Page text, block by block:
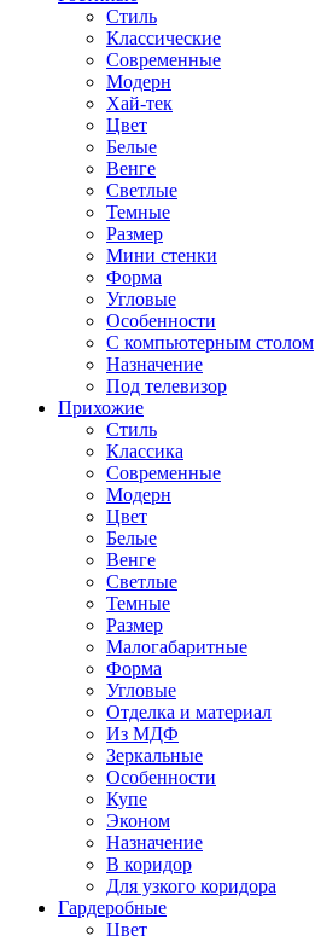
Стиль
Классические
Современные
Модерн
Хай-тек
Цвет
Белые
Венге
Светлые
Темные
Размер
Мини стенки
Форма
Угловые
Особенности
С компьютерным столом
Назначение
Под телевизор
Прихожие
Стиль
Классика
Современные
Модерн
Цвет
Белые
Венге
Светлые
Темные
Размер
Малогабаритные
Форма
Угловые
Отделка и материал
Из МДФ
Зеркальные
Особенности
Купе
Эконом
Назначение
В коридор
Для узкого коридора
Гардеробные
Цвет